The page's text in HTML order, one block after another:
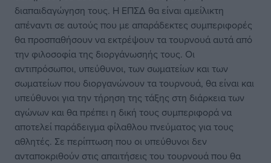
διαπαιδαγώγηση τους. Η ΕΠΣΔ θα είναι αμείλικτη
απέναντι σε αυτούς που με απαράδεκτες συμπεριφορές
θα προσπαθήσουν να εκτρέψουν τα τουρνουά αυτά από
την φιλοσοφία της διοργάνωσηής τους. Οι
αντιπρόσωποι, υπεύθυνοι, των σωματείων και των
σωματείων που διοργανώνουν τα τουρνουά, θα είναι και
υπεύθυνοι για την τήρηση της τάξης στη διάρκεια των
αγώνων και θα πρέπει η δική τους συμπεριφορά να
αποτελεί παράδειγμα φίλαθλου πνεύματος για τους
αθλητές. Σε περίπτωση που οι υπεύθυνοι δεν
ανταποκριθούν στις απαιτήσεις του τουρνουά που θα